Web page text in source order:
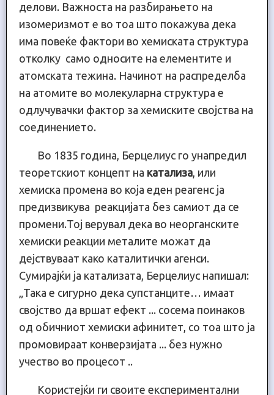
делови. Важноста на разбирањето на
изомеризмот е во тоа што покажува дека
има повеќе фактори во хемиската структура
отколку само односите на елементите и
атомската тежина. Начинот на распределба
на атомите во молекуларна структура е
одлучувачки фактор за хемиските својства на
соединението.
Во 1835 година, Берцелиус го унапредил
теоретскиот концепт на катализа, или
хемиска промена во која еден реагенс ја
предизвикува реакцијата без самиот да се
промени.Тој верувал дека во неорганските
хемиски реакции металите можат да
дејствуваат како каталитички агенси.
Сумирајќи ја катализата, Берцелиус напишал:
„Така е сигурно дека супстанците… имаат
својство да вршат ефект ... сосема поинаков
од обичниот хемиски афинитет, со тоа што ја
промовираат конверзијата ... без нужно
учество во процесот ..
Користејќи ги своите експериментални